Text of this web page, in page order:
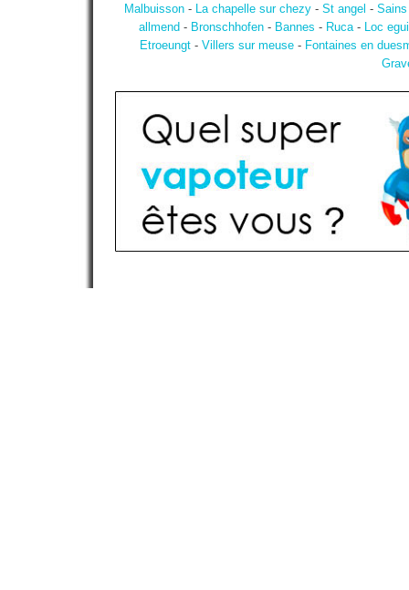
Malbuisson - La chapelle sur chezy - St angel -
allmend - Bronschhofen - Bannes - Ruca- Loc
Etroeungt - Villers sur meuse - Fontaines en